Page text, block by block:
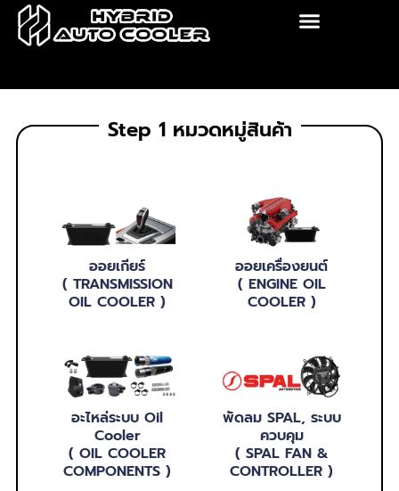
Skip
Step 1 หมวดหมู่สินค้า
ออยเกียร์
( TRANSMISSION
OIL COOLER )
ออยเครื่องยนต์
( ENGINE OIL
COOLER )
อะไหล่ระบบ Oil
Cooler
( OIL COOLER
COMPONENTS )
พัดลม SPAL, ระบบ
ควบคุม
( SPAL FAN &
CONTROLLER )